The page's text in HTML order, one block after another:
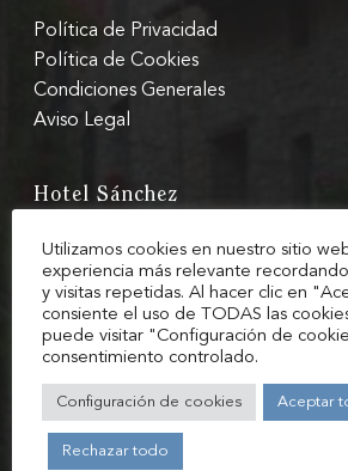
Política de Privacidad
Política de Cookies
Condiciones Generales
Aviso Legal
Hotel Sánchez
Avenida Sobrarbe, 10,
22330 Aínsa, Huesca
Mail: info@hotelsanchez.com
Tel: +34 974 500 014
Utilizamos cookies en nuestro sitio
experiencia más relevante
y visitas repetidas. Al hacer clic en
consiente el uso de TODAS las
puede visitar "Configuración de
consentimiento controlado.
Configuración de cookies Aceptar
Rechazar todo